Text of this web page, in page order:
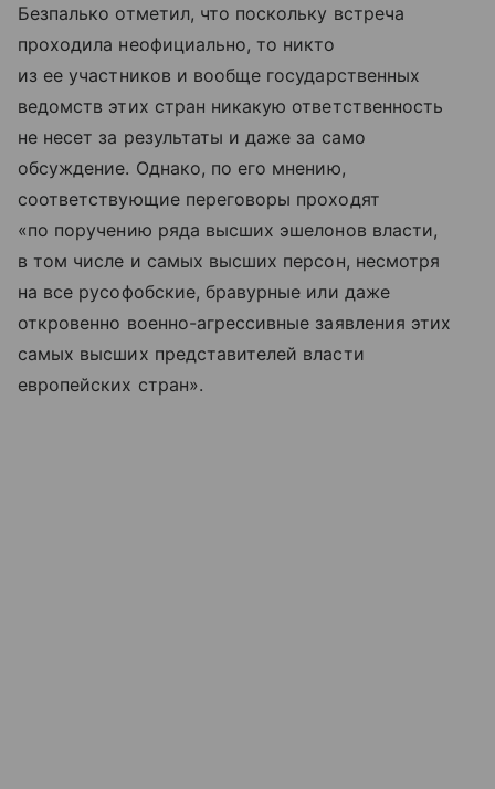
Безпалько отметил, что поскольку встреча
проходила неофициально, то никто
из ее участников и вообще государственных
ведомств этих стран никакую ответственность
не несет за результаты и даже за само
обсуждение. Однако, по его мнению,
соответствующие переговоры проходят
«по поручению ряда высших эшелонов власти,
в том числе и самых высших персон, несмотря
на все русофобские, бравурные или даже
откровенно военно-агрессивные заявления этих
самых высших представителей власти
европейских стран».